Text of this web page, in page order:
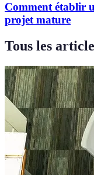
Comment établir
projet mature
Tous les